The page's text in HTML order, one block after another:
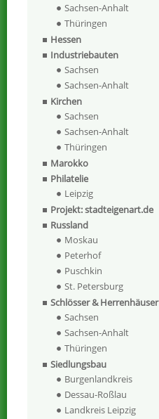
Sachsen-Anhalt
Thüringen
Hessen
Industriebauten
Sachsen
Sachsen-Anhalt
Kirchen
Sachsen
Sachsen-Anhalt
Thüringen
Marokko
Philatelie
Leipzig
Projekt: stadteigenart.de
Russland
Moskau
Peterhof
Puschkin
St. Petersburg
Schlösser & Herrenhäuser
Sachsen
Sachsen-Anhalt
Thüringen
Siedlungsbau
Burgenlandkreis
Dessau-Roßlau
Landkreis Leipzig